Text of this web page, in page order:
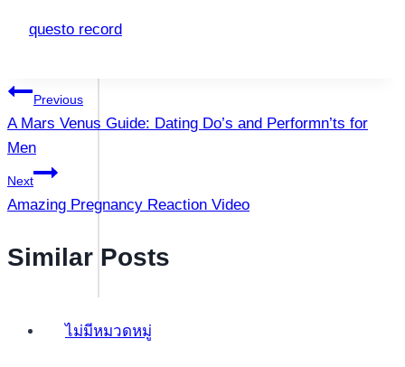
questo record
แนะแนว
เรื่อง
Previous
A Mars Venus Guide: Dating Do’s and Performn’ts for
Men
Next
Amazing Pregnancy Reaction Video
Similar Posts
ไม่มีหมวดหมู่